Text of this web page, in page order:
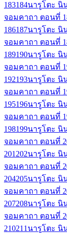
183184นารูโตะ นิ
จอมคาถา ตอนที่
186187นารูโตะ นิ
จอมคาถา ตอนที่
189190นารูโตะ นิ
จอมคาถา ตอนที่
192193นารูโตะ นิ
จอมคาถา ตอนที่
195196นารูโตะ นิ
จอมคาถา ตอนที่
198199นารูโตะ นิ
จอมคาถา ตอนที่
201 202นารูโตะ นิ
จอมคาถา ตอนที่
204205นารูโตะ นิ
จอมคาถา ตอนที่
207208นารูโตะ นิ
จอมคาถา ตอนที่
210211 นารูโตะ นิ